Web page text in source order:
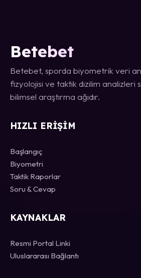
Betebet
Betebet, sporda biyometrik veri
fizyolojisi ve taktik dizilim analizleri
bilimsel araştırma ağıdır.
HIZLI ERIŞIM
Başlangıç
Biyometri
Taktik Raporlar
Soru & Cevap
KAYNAKLAR
Resmi Portal Linki
Uluslararası Bağlantı